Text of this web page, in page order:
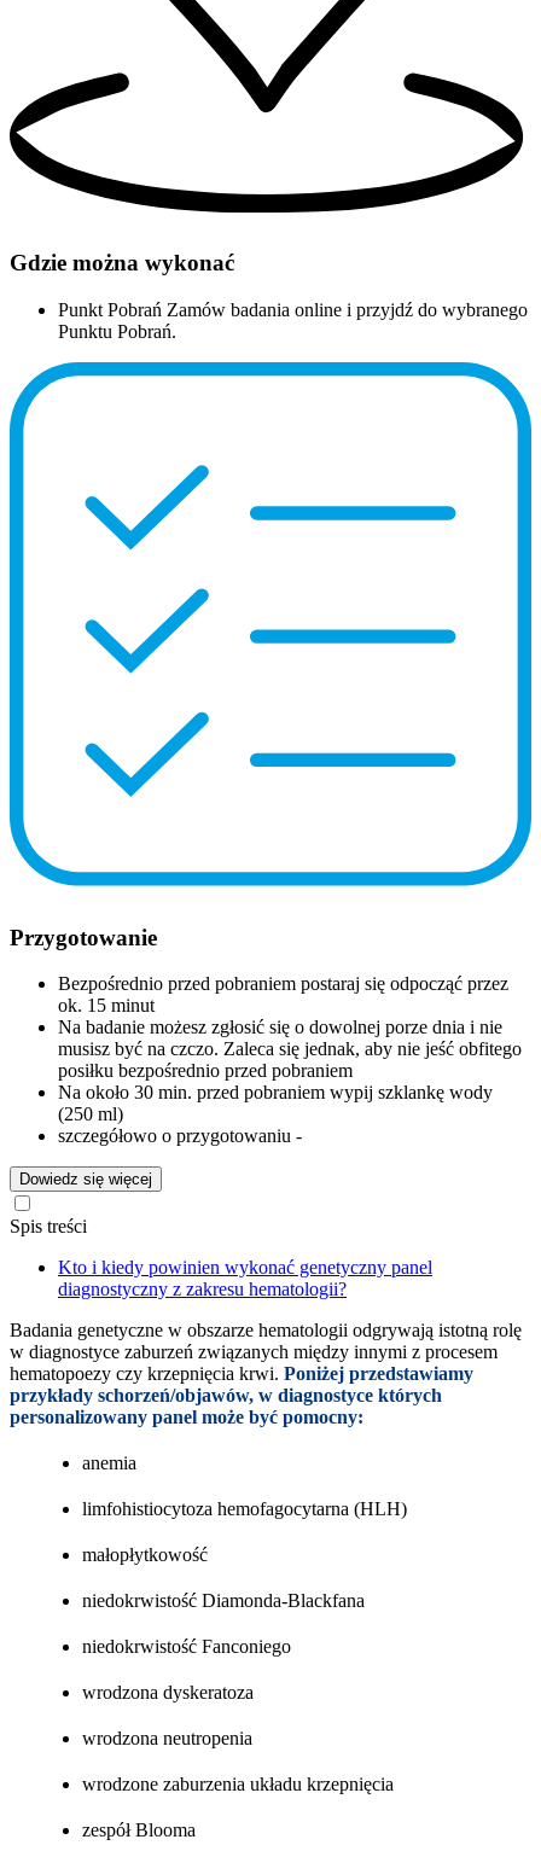
Gdzie można wykonać
Punkt Pobrań Zamów badania online i przyjdź do wybranego
Punktu Pobrań.
Przygotowanie
Bezpośrednio przed pobraniem postaraj się odpocząć przez
ok. 15 minut
Na badanie możesz zgłosić się o dowolnej porze dnia i nie
musisz być na czczo. Zaleca się jednak, aby nie jeść obfitego
posiłku bezpośrednio przed pobraniem
Na około 30 min. przed pobraniem wypij szklankę wody
(250 ml)
szczegółowo o przygotowaniu -
Dowiedz się więcej
Spis treści
Kto i kiedy powinien wykonać genetyczny panel
diagnostyczny z zakresu hematologii?
Badania genetyczne w obszarze hematologii odgrywają istotną rolę
w diagnostyce zaburzeń związanych między innymi z procesem
hematopoezy czy krzepnięcia krwi. Poniżej przedstawiamy
przykłady schorzeń/objawów, w diagnostyce których
personalizowany panel może być pomocny:
anemia
limfohistiocytoza hemofagocytarna (HLH)
małopłytkowość
niedokrwistość Diamonda-Blackfana
niedokrwistość Fanconiego
wrodzona dyskeratoza
wrodzona neutropenia
wrodzone zaburzenia układu krzepnięcia
zespół Blooma